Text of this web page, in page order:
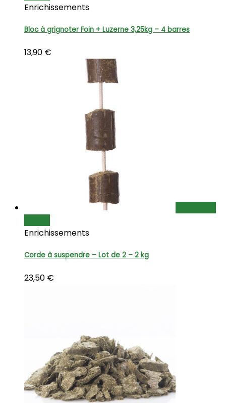
Enrichissements
Bloc à grignoter Foin + Luzerne 3,25kg – 4 barres
13,90 €
Enrichissements
Corde à suspendre – Lot de 2 – 2 kg
23,50 €